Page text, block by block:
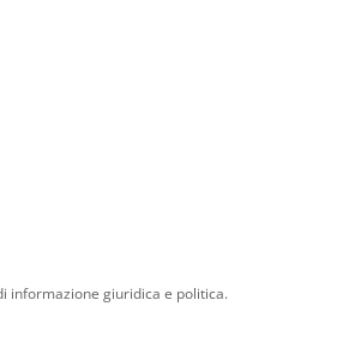
informazione giuridica e politica.